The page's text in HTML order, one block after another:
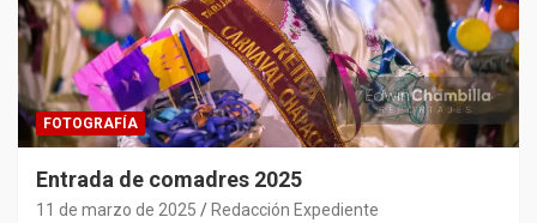
FOTOGRAFÍA
Entrada de comadres 2025
11 de marzo de 2025 Redacción Expediente